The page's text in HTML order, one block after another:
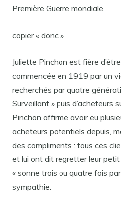
Première Guerre mondiale.
copier « donc »
Juliette Pinchon est fière
commencée en 1919 par un
recherchés par quatre
Surveillant » puis d’acheteurs
Pinchon affirme avoir eu
acheteurs potentiels depuis,
des compliments : tous ces
et lui ont dit regretter leur
« sonne trois ou quatre fois
sympathie.